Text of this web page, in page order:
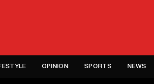
OPINION SPORTS NEWS